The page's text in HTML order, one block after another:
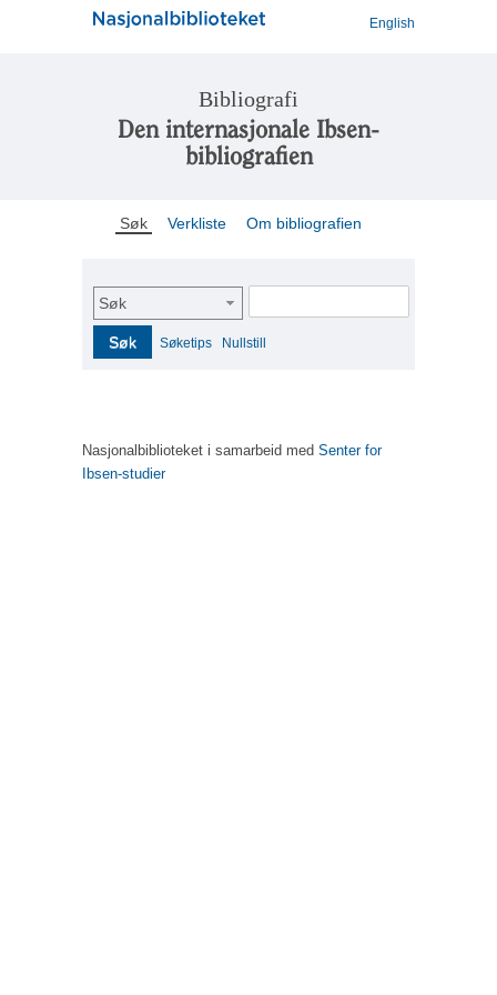
English
Bibliografi
Den internasjonale Ibsen-
bibliografien
Søk Verkliste Om bibliografien
Søk
Søk Søketips Nullstill
Nasjonalbiblioteket i samarbeid med Senter for
Ibsen-studier